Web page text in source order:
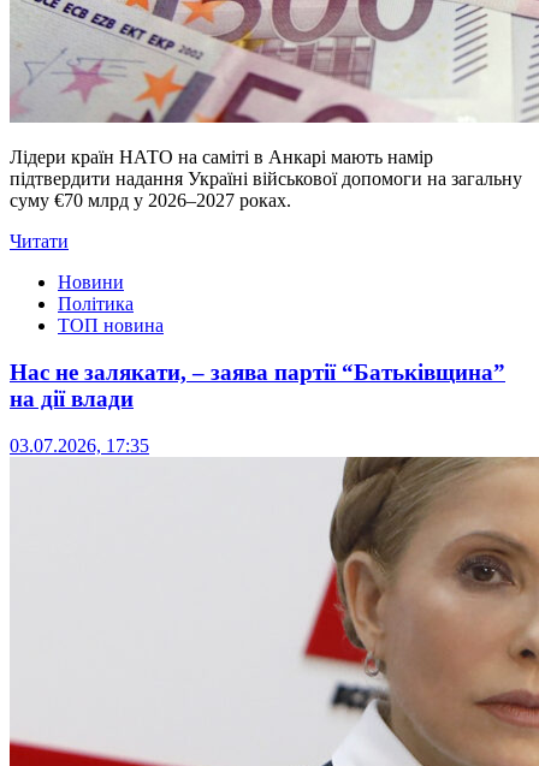
Лідери країн НАТО на саміті в Анкарі мають намір
підтвердити надання Україні військової допомоги на загальну
суму €70 млрд у 2026–2027 роках.
Читати
Новини
Політика
ТОП новина
Нас не залякати, – заява партії “Батьківщина”
на дії влади
03.07.2026, 17:35